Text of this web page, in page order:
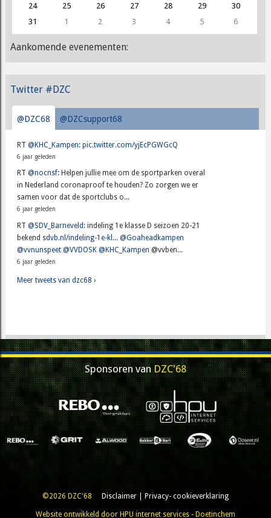
24
25 26 27 28 29
30
31
1 2 3 4 5 6
Aankomende evenementen:
Twitter #DZC
@DZC68 @DZCsupport68
RT@KHC_Kampen:pic.twitter.com/yjEcPGWGcQ
6 jaar geleden
RT@nocnsf: Helpen jullie mee om de sportparken overal
in Nederland coronaproof te houden? Zo zorgen we er
samen voor dat de sportclubs o...
6 jaar geleden
RT@SDV_Barneveld : indeling 1e klasse D seizoen 20-21
bekend sdvb.nl/indeling-1e-kl... @Goaheadkampen
@vvnunspeet @VVDOSK @KHC_Kampen @vvben...
6 jaar geleden
Meer tweets van dzc68 ›
Sponsoren vanDZC'68
©2026 DZC'68 Disclaimer Privacy- cookieverklaring
Website ontwikkeld door HPU internet services - Doetinchem